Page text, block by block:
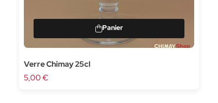
Verre Chimay 25cl
5,00 €